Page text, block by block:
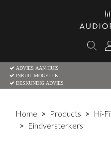
ADVIES AAN HUIS
INRUIL MOGELIJK
DESKUNDIG ADVIES
Home Products Hi-Fi
Eindversterkers